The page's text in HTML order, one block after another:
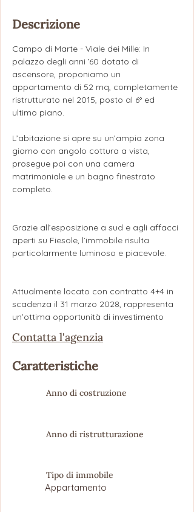
Descrizione
Campo di Marte - Viale dei Mille: In
palazzo degli anni ’60 dotato di
ascensore, proponiamo un
appartamento di 52 mq, completamente
ristrutturato nel 2015, posto al 6° ed
ultimo piano.
L’abitazione si apre su un’ampia zona
giorno con angolo cottura a vista,
prosegue poi con una camera
matrimoniale e un bagno finestrato
completo.
Grazie all’esposizione a sud e agli affacci
aperti su Fiesole, l’immobile risulta
particolarmente luminoso e piacevole.
Attualmente locato con contratto 4+4 in
scadenza il 31 marzo 2028, rappresenta
un’ottima opportunità di investimento
Contatta l'agenzia
Caratteristiche
Anno di costruzione
Anno di ristrutturazione
Tipo di immobile
Appartamento